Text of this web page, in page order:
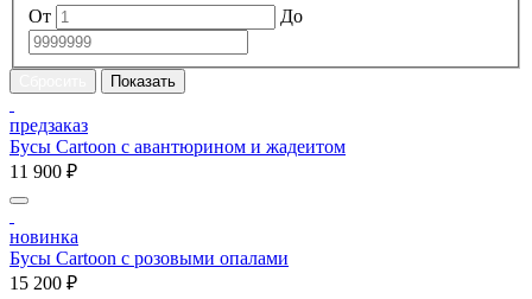
От
До
предзаказ
Бусы Cartoon с авантюрином и жадеитом
11 900 ₽
новинка
Бусы Cartoon с розовыми опалами
15 200 ₽